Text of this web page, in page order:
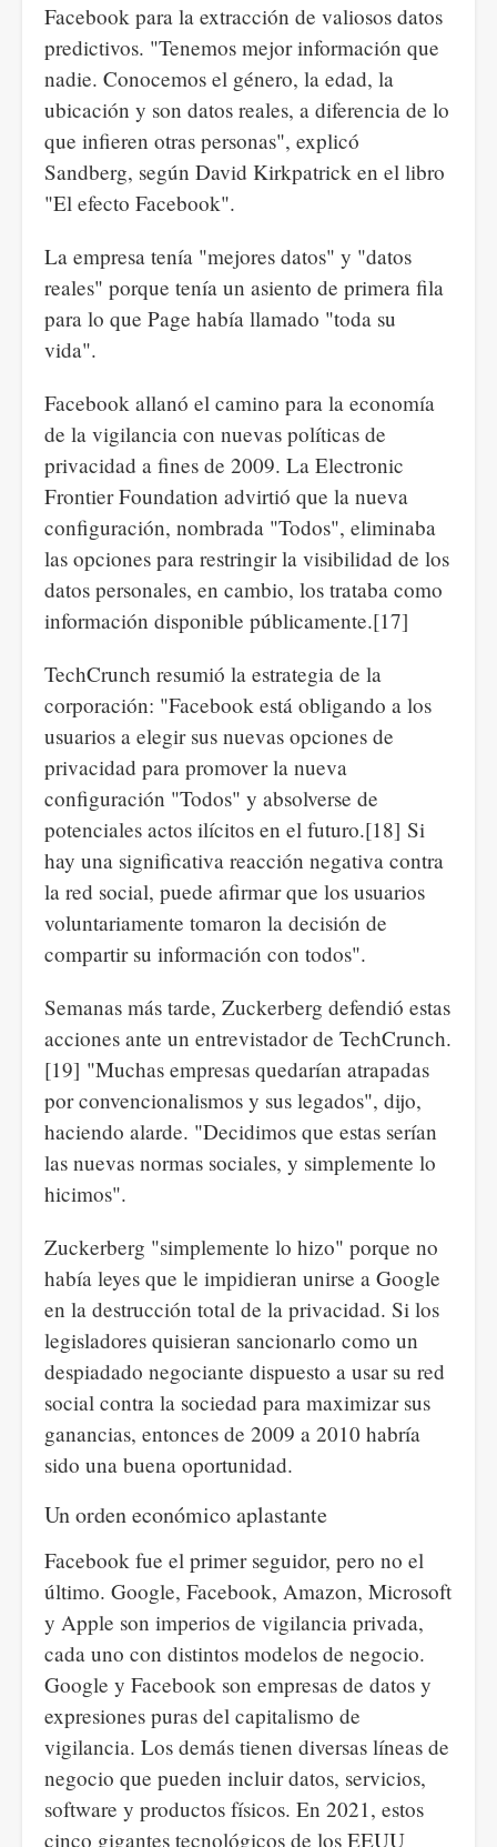
Facebook para la extracción de valiosos datos
predictivos. "Tenemos mejor información que
nadie. Conocemos el género, la edad, la
ubicación y son datos reales, a diferencia de lo
que infieren otras personas", explicó
Sandberg, según David Kirkpatrick en el libro
"El efecto Facebook".
La empresa tenía "mejores datos" y "datos
reales" porque tenía un asiento de primera fila
para lo que Page había llamado "toda su
vida".
Facebook allanó el camino para la economía
de la vigilancia con nuevas políticas de
privacidad a fines de 2009. La Electronic
Frontier Foundation advirtió que la nueva
configuración, nombrada "Todos", eliminaba
las opciones para restringir la visibilidad de los
datos personales, en cambio, los trataba como
información disponible públicamente.[17]
TechCrunch resumió la estrategia de la
corporación: "Facebook está obligando a los
usuarios a elegir sus nuevas opciones de
privacidad para promover la nueva
configuración "Todos" y absolverse de
potenciales actos ilícitos en el futuro.[18] Si
hay una significativa reacción negativa contra
la red social, puede afirmar que los usuarios
voluntariamente tomaron la decisión de
compartir su información con todos".
Semanas más tarde, Zuckerberg defendió estas
acciones ante un entrevistador de TechCrunch.
[19] "Muchas empresas quedarían atrapadas
por convencionalismos y sus legados", dijo,
haciendo alarde. "Decidimos que estas serían
las nuevas normas sociales, y simplemente lo
hicimos".
Zuckerberg "simplemente lo hizo" porque no
había leyes que le impidieran unirse a Google
en la destrucción total de la privacidad. Si los
legisladores quisieran sancionarlo como un
despiadado negociante dispuesto a usar su red
social contra la sociedad para maximizar sus
ganancias, entonces de 2009 a 2010 habría
sido una buena oportunidad.
Un orden económico aplastante
Facebook fue el primer seguidor, pero no el
último. Google, Facebook, Amazon, Microsoft
y Apple son imperios de vigilancia privada,
cada uno con distintos modelos de negocio.
Google y Facebook son empresas de datos y
expresiones puras del capitalismo de
vigilancia. Los demás tienen diversas líneas de
negocio que pueden incluir datos, servicios,
software y productos físicos. En 2021, estos
cinco gigantes tecnológicos de los EEUU